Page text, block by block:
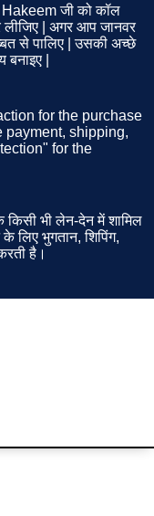
जी को कॉल
| अगर आप जानवर
से पालिए | उसकी अच्छे
|
for the purchase
payment, shipping,
for the
किसी भी लेन-देन में शामिल
लिए भुगतान, शिपिंग,
है।